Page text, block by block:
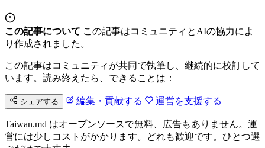
この記事について この記事はコミュニティとAIの協力によ
り作成されました。
この記事はコミュニティが共同で執筆し、継続的に校訂して
います。読み終えたら、できることは：
シェアする 編集・貢献する 運営を支援する
Taiwan.md はオープンソースで無料、広告もありません。運
営には少しコストがかかります。どれも歓迎です。ひとつ選